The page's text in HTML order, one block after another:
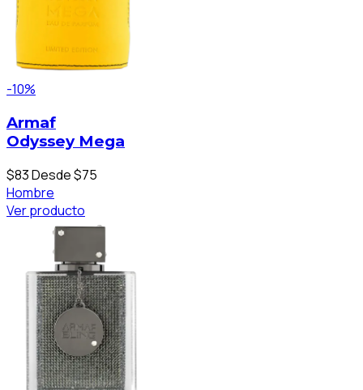
-10%
Armaf
Odyssey Mega
$83Desde $75
Hombre
Ver producto